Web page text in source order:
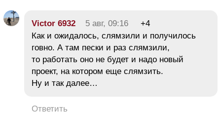
Victor 6932 5 авг, 09:16
+4
Как и ожидалось, слямзили и получилось
говно. А там пески и раз слямзили,
то работать оно не будет и надо новый
проект, на котором еще слямзить.
Ну и так далее…
Ответить